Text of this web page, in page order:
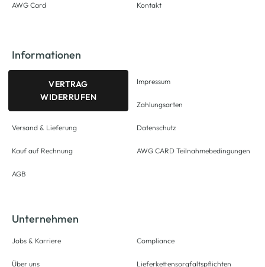
AWG Card Kontakt
Informationen
VERTRAG
WIDERRUFEN
Versand & Lieferung
Kauf auf Rechnung
AGB
Impressum
Zahlungsarten
Datenschutz
AWG CARD Teilnahmebedingungen
Unternehmen
Jobs & Karriere
Über uns
Compliance
Lieferkettensorgfaltspflichten